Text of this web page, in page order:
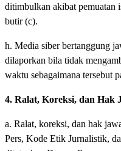
ditimbulkan akibat pemuatan
butir (c).
h. Media siber bertanggung
dilaporkan bila tidak
waktu sebagaimana tersebut
4. Ralat, Koreksi, dan Hak
a. Ralat, koreksi, dan hak
Pers, Kode Etik Jurnalistik,